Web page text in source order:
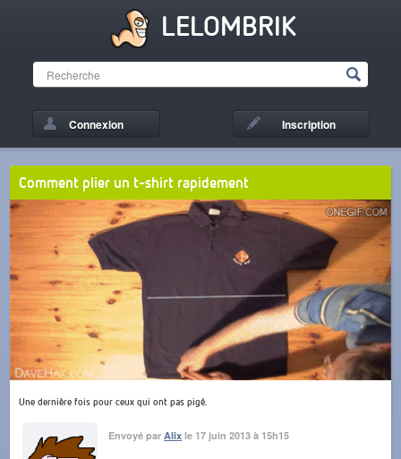
LELOMBRIK
Connexion Inscription
Comment plier un t-shirt rapidement
Une dernière fois pour ceux qui ont pas pigé.
Envoyé parAlix le 17 juin 2013 à 15h15